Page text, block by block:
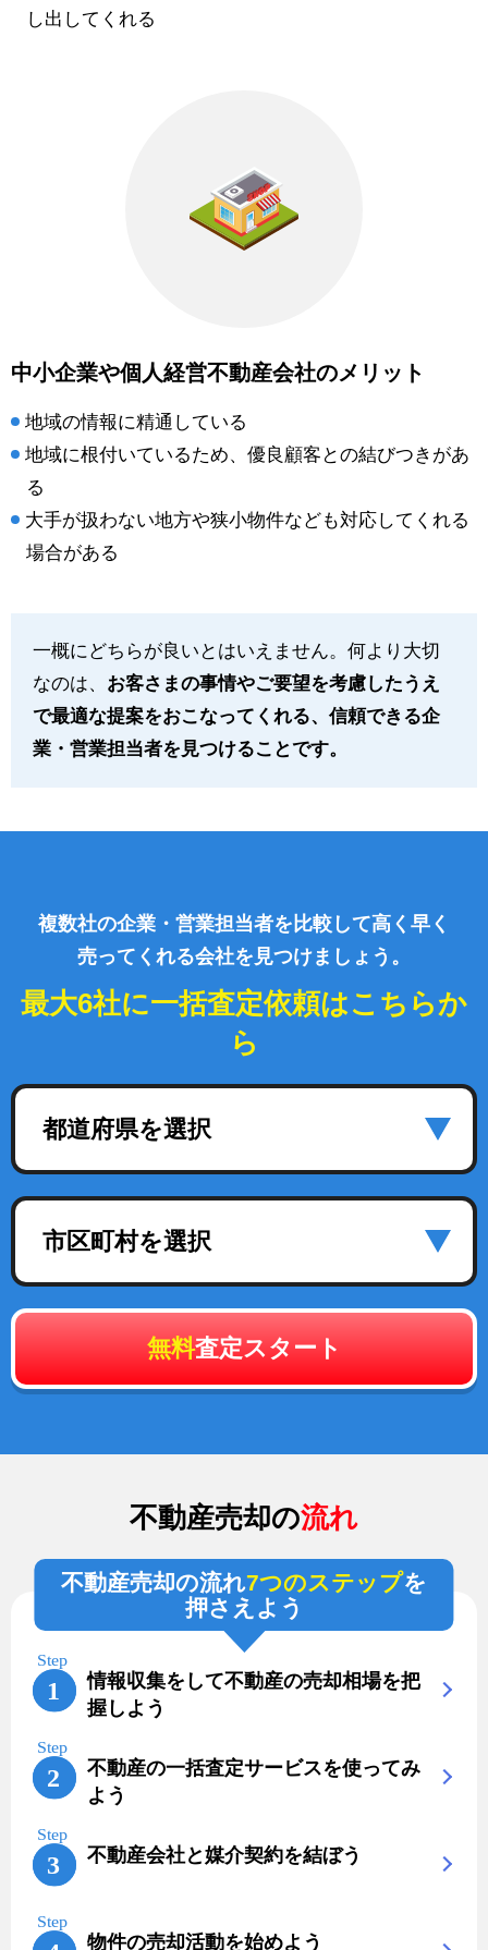
し出してくれる
中小企業や個人経営不動産会社のメリット
地域の情報に精通している
地域に根付いているため、優良顧客との結びつきがあ
る
大手が扱わない地方や狭小物件なども対応してくれる
場合がある
一概にどちらが良いとはいえません。何より大切
なのは、 お客さまの事情やご要望を考慮したうえ
で最適な提案をおこなってくれる、信頼できる企
業・営業担当者を見つけることです。
複数社の企業・営業担当者を比較して高く早く
売ってくれる会社を見つけましょう。
最大6社に一括査定依頼はこちらか
ら
都道府県を選択
市区町村を選択
無料査定スタート
不動産売却の流れ
不動産売却の流れ7つのステップを
押さえよう
情報収集をして不動産の売却相場を把
握しよう
不動産の一括査定サービスを使ってみ
よう
不動産会社と媒介契約を結ぼう
物件の売却活動を始めよう